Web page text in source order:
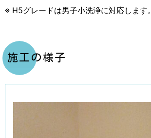
※ H5グレードは男子小洗浄に対応します。
施工の様子